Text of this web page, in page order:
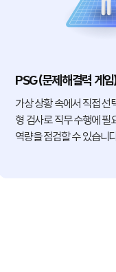
PSG(문제해결력 게
가상 상황 속에서 직접 선
형 검사로 직무 수행에 필
역량을 점검할 수 있습니